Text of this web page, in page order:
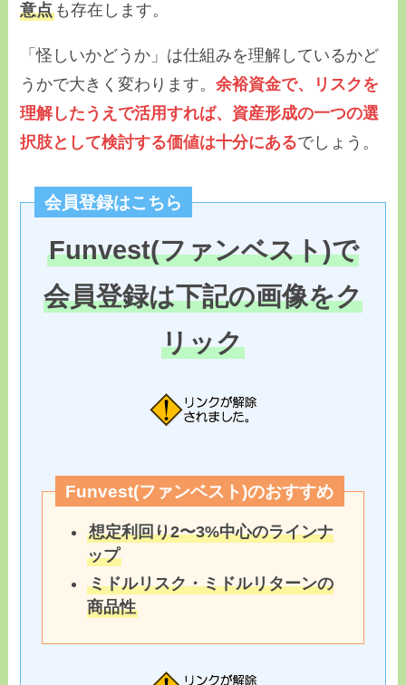
意点 も存在します。
「怪しいかどうか」は仕組みを理解しているかど
うかで大きく変わります。余裕資金で、リスクを
理解したうえで活用すれば、資産形成の一つの選
択肢として検討する価値は十分にあるでしょう。
会員登録はこちら
Funvest(ファンベスト)で
会員登録は下記の画像をク
リック
Funvest(ファンベスト)のおすすめ
想定利回り2〜3%中心のラインナ
ップ
ミドルリスク・ミドルリターンの
商品性